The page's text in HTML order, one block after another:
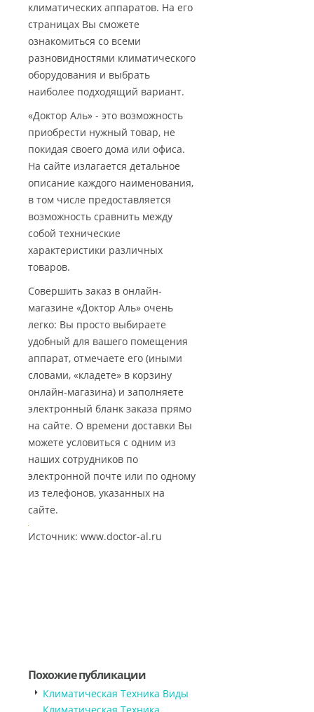
климатических аппаратов. На его
страницах Вы сможете
ознакомиться со всеми
разновидностями климатического
оборудования и выбрать
наиболее подходящий вариант.
«Доктор Аль» - это возможность
приобрести нужный товар, не
покидая своего дома или офиса.
На сайте излагается детальное
описание каждого наименования,
в том числе предоставляется
возможность сравнить между
собой технические
характеристики различных
товаров.
Совершить заказ в онлайн-
магазине «Доктор Аль» очень
легко: Вы просто выбираете
удобный для вашего помещения
аппарат, отмечаете его (иными
словами, «кладете» в корзину
онлайн-магазина) и заполняете
электронный бланк заказа прямо
на сайте. О времени доставки Вы
можете условиться с одним из
наших сотрудников по
электронной почте или по одному
из телефонов, указанных на
сайте.
Источник: www.doctor-al.ru
Похожие публикации
Климатическая Техника Виды